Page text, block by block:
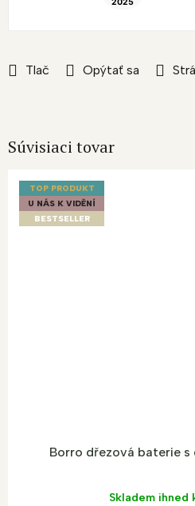
Tlač Opýtať sa
Súvisiaci tovar
TOP PRODUKT
U NÁS K VIDĚNÍ
BESTSELLER
Borro dřezová baterie
Skladem ihned